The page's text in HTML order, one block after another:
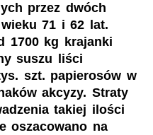
przez dwóch
71 i 62 lat.
1700 kg krajanki
suszu liści
szt. papierosów w
akcyzy. Straty
takiej ilości
oszacowano na